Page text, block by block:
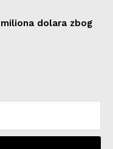
dolara zbog